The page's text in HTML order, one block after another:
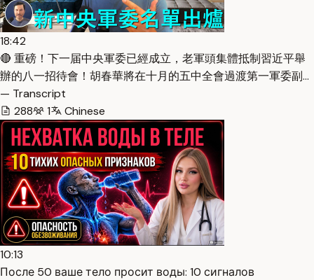
18:42
🔴 重磅！下一届中央軍委已經成立，老軍頭集體抵制習近平舉
辦的八一招待會！胡春華將在十月的五中全會過渡第一軍委副…
— Transcript
288
1 Chinese
10:13
После 50 ваше тело просит воды: 10 сигналов